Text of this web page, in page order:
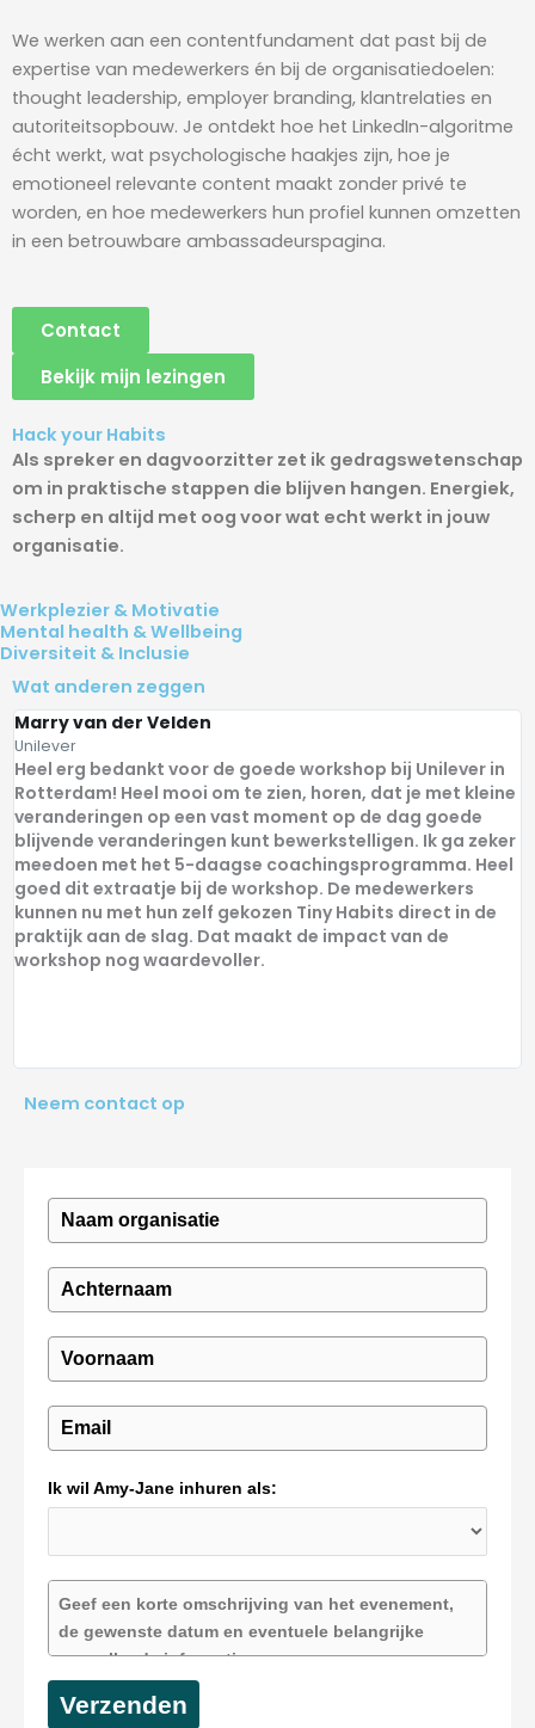
We werken aan een contentfundament dat past bij de
expertise van medewerkers én bij de organisatiedoelen:
thought leadership, employer branding, klantrelaties en
autoriteitsopbouw. Je ontdekt hoe het LinkedIn-algoritme
écht werkt, wat psychologische haakjes zijn, hoe je
emotioneel relevante content maakt zonder privé te
worden, en hoe medewerkers hun profiel kunnen omzetten
in een betrouwbare ambassadeurspagina.
Contact
Bekijk mijn lezingen
Hack your Habits
Als spreker en dagvoorzitter zet ik gedragswetenschap
om in praktische stappen die blijven hangen. Energiek,
scherp en altijd met oog voor wat echt werkt in jouw
organisatie.
Werkplezier & Motivatie
Mental health & Wellbeing
Diversiteit & Inclusie
Wat anderen zeggen
Marry van der Velden
Unilever
Heel erg bedankt voor de goede workshop bij Unilever in
Rotterdam! Heel mooi om te zien, horen, dat je met kleine
veranderingen op een vast moment op de dag goede
blijvende veranderingen kunt bewerkstelligen. Ik ga zeker
meedoen met het 5-daagse coachingsprogramma. Heel
goed dit extraatje bij de workshop. De medewerkers
kunnen nu met hun zelf gekozen Tiny Habits direct in de
praktijk aan de slag. Dat maakt de impact van de
workshop nog waardevoller.
Neem contact op
Ik wil Amy-Jane inhuren als:
Verzenden